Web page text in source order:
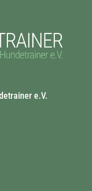
e.V.